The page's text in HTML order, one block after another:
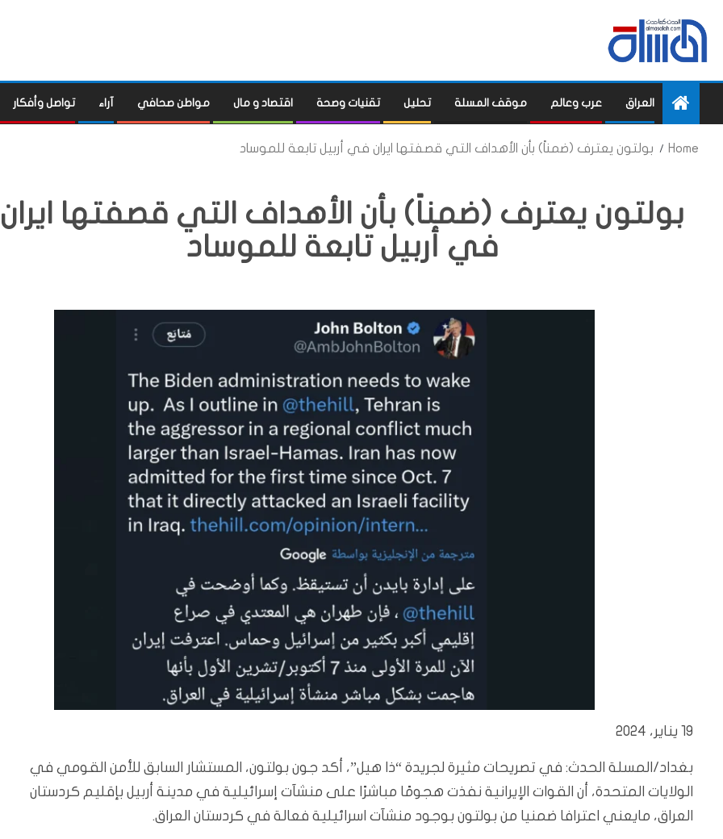
العراق عرب وعالم موقف المسلة تحليل تقنيات وصحة اقتصاد و مال مواطن صحافي آراء تواصل وأفكار
Home بولتون يعترف (ضمناً) بأن الأهداف التي قصفتها ايران في أربيل تابعة للموساد
بولتون يعترف (ضمناً) بأن الأهداف التي قصفتها ايران
في أربيل تابعة للموساد
19 يناير، 2024
بغداد/المسلة الحدث: في تصريحات مثيرة لجريدة “ذا هيل”، أكد جون بولتون، المستشار السابق للأمن القومي في
الولايات المتحدة، أن القوات الإيرانية نفذت هجومًا مباشرًا على منشآت إسرائيلية في مدينة أربيل بإقليم كردستان
العراق، مايعني اعترافا ضمنيا من بولتون بوجود منشآت اسرائيلية فعالة في كردستان العراق.